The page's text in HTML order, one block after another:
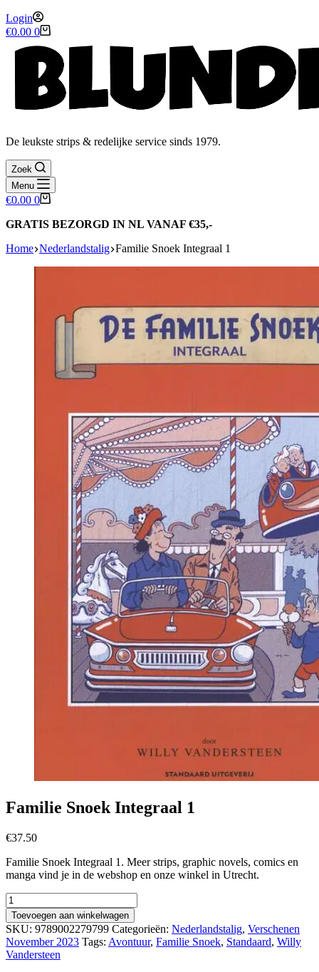
Login
Winkelwagen
€0.00 0
De leukste strips & redelijke service sinds 1979.
Zoek
Menu
Winkelwagen
€0.00 0
GRATIS BEZORGD IN NL VANAF €35,-
Home Nederlandstalig Familie Snoek Integraal 1
Familie Snoek Integraal 1
€37.50
Familie Snoek Integraal 1. Meer strips, graphic novels, comics en
manga vind je in de webshop en onze winkel in Utrecht.
Familie
Snoek
Integraal
1
aantal
Toevoegen aan winkelwagen
SKU: 9789002279799 Categorieën: Nederlandstalig, Verschenen
November 2023 Tags: Avontuur, Familie Snoek, Standaard, Willy
Vandersteen